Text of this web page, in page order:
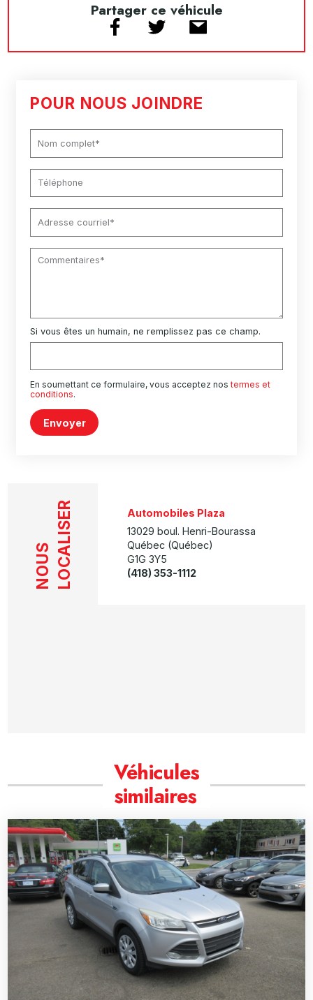
Partager ce véhicule
POUR NOUS JOINDRE
Si vous êtes un humain, ne remplissez pas ce champ.
En soumettant ce formulaire, vous acceptez nostermes et
conditions.
Envoyer
NOUS LOCALISER
Automobiles Plaza
13029 boul. Henri-Bourassa
Québec (Québec)
G1G 3Y5
(418) 353-1112
Véhicules
similaires